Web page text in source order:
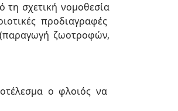
τη σχετική νομοθεσία
προδιαγραφές
ζωοτροφών,
ο φλοιός να